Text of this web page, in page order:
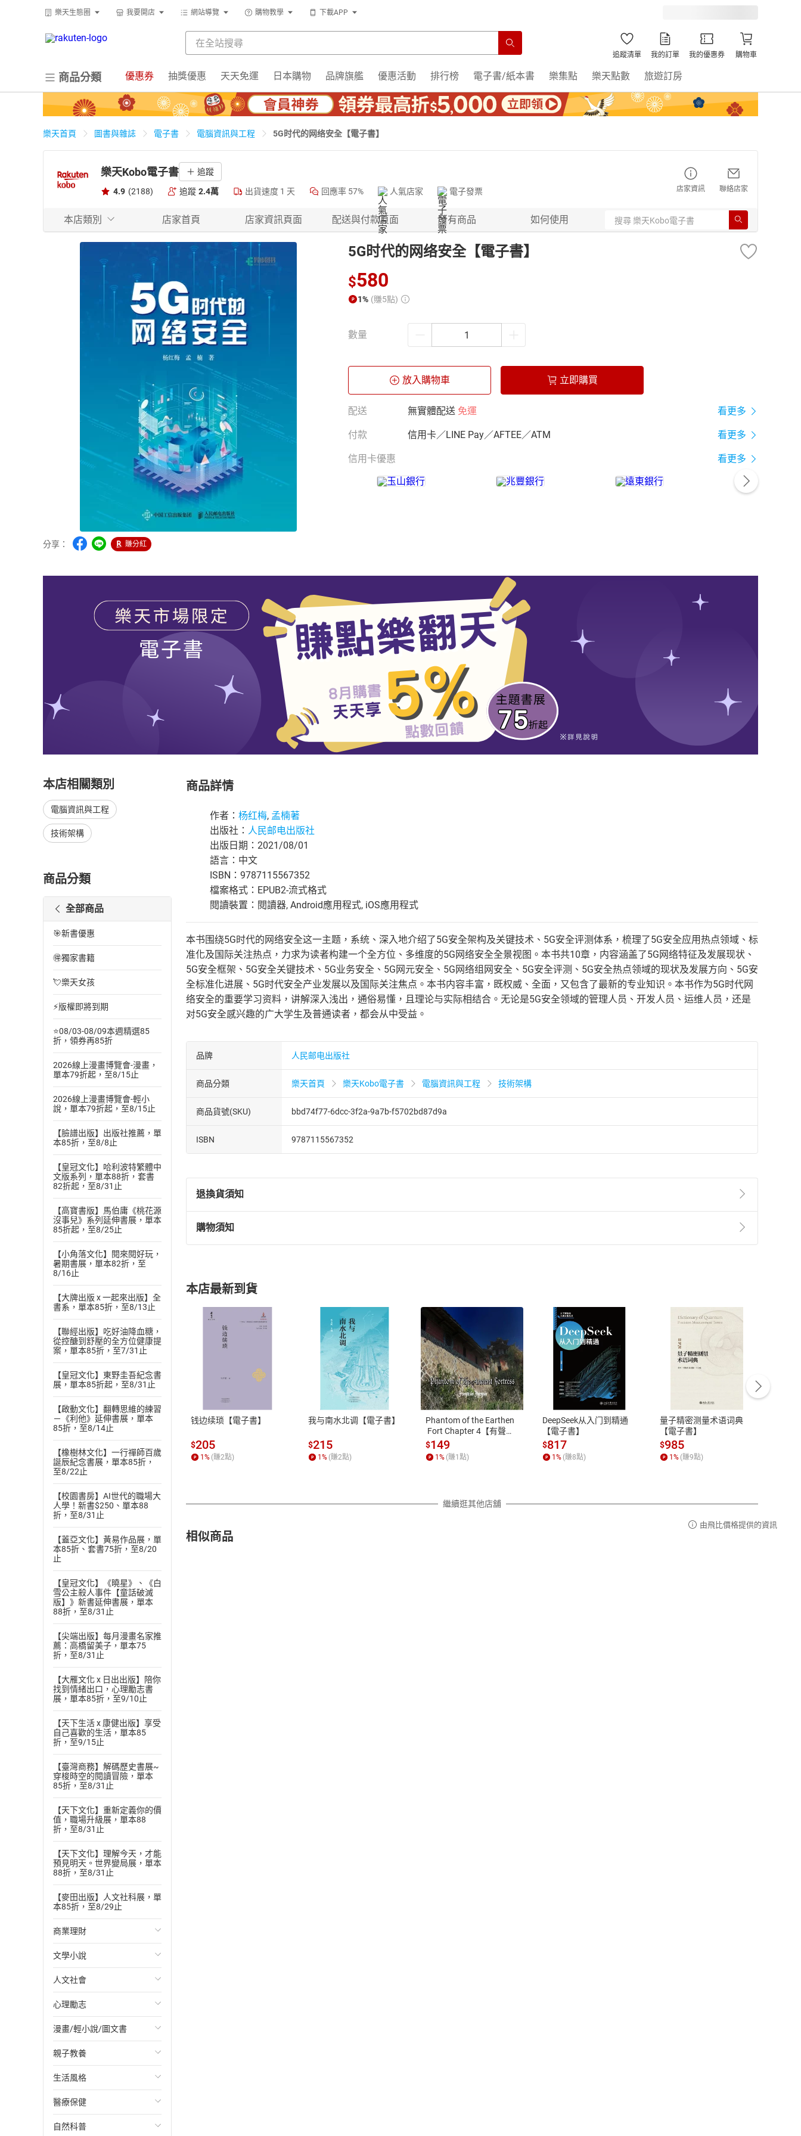
樂天生態圈 我要開店 網站導覽 購物教學 下載APP
追蹤清單 我的訂單 我的優惠券 購物車
商品分類 優惠券 抽獎優惠 天天免運 日本購物 品牌旗艦 優惠活動 排行榜 電子書/紙本書 樂集點 樂天點數 旅遊訂房
樂天首頁 圖書與雜誌 電子書 電腦資訊與工程 5G时代的网络安全【電子書】
樂天Kobo電子書 追蹤
4.9 (2188) 追蹤 2.4萬 出貨速度 1 天 回應率 57% 人氣店家 電子發票 店家資訊 聯絡店家
本店類別 店家首頁 店家資訊頁面 配送與付款頁面 所有商品 如何使用
分享： 賺分紅
5G时代的网络安全【電子書】
$580
1% (賺5點)
數量
放入購物車 立即購買
配送 無實體配送 免運 看更多
付款 信用卡／LINE Pay／AFTEE／ATM 看更多
信用卡優惠 看更多
本店相關類別
電腦資訊與工程
技術架構
商品分類
全部商品
🎯新書優惠
🉐獨家書籍
💘樂天女孩
⚡版權即將到期
⭐08/03-08/09本週精選85
折，領券再85折
2026線上漫畫博覽會-漫畫，
單本79折起，至8/15止
2026線上漫畫博覽會-輕小
說，單本79折起，至8/15止
【臉譜出版】出版社推薦，單
本85折，至8/8止
【皇冠文化】哈利波特繁體中
文版系列，單本88折，套書
82折起，至8/31止
【高寶書版】馬伯庸《桃花源
沒事兒》系列延伸書展，單本
85折起，至8/25止
【小角落文化】閱來閱好玩，
暑期書展，單本82折，至
8/16止
【大牌出版 x 一起來出版】全
書系，單本85折，至8/13止
【聯經出版】吃好油降血糖，
從控醣到舒壓的全方位健康提
案，單本85折，至7/31止
【皇冠文化】東野圭吾紀念書
展，單本85折起，至8/31止
【啟動文化】翻轉思維的練習
－《利他》延伸書展，單本
85折，至8/14止
【橡樹林文化】一行禪師百歲
誕辰紀念書展，單本85折，
至8/22止
【校園書房】AI世代的職場大
人學！新書$250、單本88
折，至8/31止
【蓋亞文化】黃易作品展，單
本85折、套書75折，至8/20
止
【皇冠文化】《曉星》、《白
雪公主殺人事件【童話破滅
版】》新書延伸書展，單本
88折，至8/31止
【尖端出版】每月漫畫名家推
薦：高橋留美子，單本75
折，至8/31止
【大雁文化 x 日出出版】陪你
找到情緒出口，心理勵志書
展，單本85折，至9/10止
【天下生活 x 康健出版】享受
自己喜歡的生活，單本85
折，至9/15止
【臺灣商務】解碼歷史書展~
穿梭時空的閱讀冒險，單本
85折，至8/31止
【天下文化】重新定義你的價
值，職場升級展，單本88
折，至8/31止
【天下文化】理解今天，才能
預見明天。世界變局展，單本
88折，至8/31止
【麥田出版】人文社科展，單
本85折，至8/29止
商業理財
投資理財
經濟/趨勢
財務/金融
管理/領導
職場工作術
成功法
行銷/廣告
傳記
文學小說
歐美文學
日本文學
韓國文學
華文文學
經典文學
成長/家庭生活小說
懸疑/推理小說
人文社會
國際關係
政治
社會科學
台灣/中國歷史
日/韓歷史
其他歷史/史學
心理勵志
心靈成長/情緒
人際關係
兩性關係
心理學
漫畫/輕小說/圖文書
輕小說
奇幻/科幻
愛情故事
職場/社會寫實
親子教養
教育現場
兒童文學/故事
兒童科普/學習
生活風格
飲食/食譜
健身/美顏
醫療保健
健康/養生
自然科普
商品詳情
作者： 杨红梅, 孟楠著
出版社： 人民邮电出版社
出版日期：2021/08/01
語言：中文
ISBN：9787115567352
檔案格式：EPUB2-流式格式
閱讀裝置：閱讀器, Android應用程式, iOS應用程式
本书围绕5G时代的网络安全这一主题，系统、深入地介绍了5G安全架构及关键技术、5G安全评测体系，梳理了5G安全应用热点领域、标
准化及国际关注热点，力求为读者构建一个全方位、多维度的5G网络安全全景视图。本书共10章，内容涵盖了5G网络特征及发展现状、
5G安全框架、5G安全关键技术、5G业务安全、5G网元安全、5G网络组网安全、5G安全评测、5G安全热点领域的现状及发展方向、5G安
全标准化进展、5G时代安全产业发展以及国际关注焦点。本书内容丰富，既权威、全面，又包含了最新的专业知识。本书作为5G时代网
络安全的重要学习资料，讲解深入浅出，通俗易懂，且理论与实际相结合。无论是5G安全领域的管理人员、开发人员、运维人员，还是
对5G安全感兴趣的广大学生及普通读者，都会从中受益。
品牌 人民邮电出版社
商品分類 樂天首頁 樂天Kobo電子書 電腦資訊與工程 技術架構
商品貨號(SKU) bbd74f77-6dcc-3f2a-9a7b-f5702bd87d9a
ISBN 9787115567352
退換貨須知
退換貨規定：
(一)依消費者保護法第19條第1項後段暨通訊交易解除權合理例外情事適用準則第2條第5款之規定，「非以有形媒介提供之數位
(二)消費者訂購本店鋪之商品即代表知悉本店鋪所銷售之商品為電子書，屬非以有形媒介提供之數位內容，消費者同意若訂購後
且已下載/存取電子書，不得請求退貨退款。
退貨方式：您欲取消訂單或辦理退貨時，請登入樂天市場，並於「我的訂單」中點選「瀏覽訂單明細」
「申請取消訂單/退
貨」，本店鋪將依您的申請進行審核，待審核通過後將為您辦理退款事宜。
請注意，樂天市場須以整筆訂單為單位進行取消/退貨，恕無法以單支商品取消/退貨。
購物須知
商品
Choose
放入 購物車
Shopping cart Login
付款
Payment
完成 訂單
Complete
購書後，如何開始使用？
Step1.選擇閱讀載具 Step2.登入帳號，下載書籍後看書
本店最新到貨
钱边续琐【電子書】
$205
1 % (賺2點)
我与南水北调【電子書】
$215
1 % (賺2點)
Phantom of the Earthen
Fort Chapter 4【有聲
書】
$149
1 % (賺1 點)
DeepSeek从入门到精通
【電子書】
$817
1% (賺8點)
量子精密测量术语词典
【電子書】
$985
1% (賺9點)
繼續逛其他店舖
相似商品
由飛比價格提供的資訊